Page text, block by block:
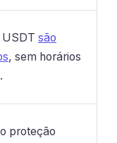
USDT são
, sem horários
proteção